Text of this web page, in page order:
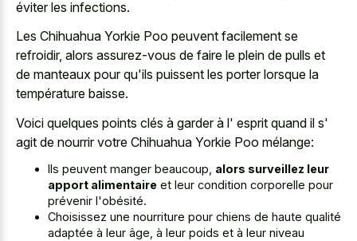
éviter les infections.
Les Chihuahua Yorkie Poo peuvent facilement se
refroidir, alors assurez-vous de faire le plein de pulls et
de manteaux pour qu'ils puissent les porter lorsque la
température baisse.
Voici quelques points clés à garder à l' esprit quand il s'
agit de nourrir votre Chihuahua Yorkie Poo mélange:
Ils peuvent manger beaucoup, alors surveillez leur
apport alimentaire et leur condition corporelle pour
prévenir l'obésité.
Choisissez une nourriture pour chiens de haute qualité
adaptée à leur âge, à leur poids et à leur niveau